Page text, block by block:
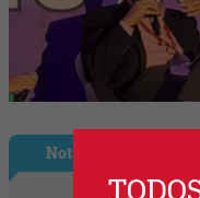
Nota Principal